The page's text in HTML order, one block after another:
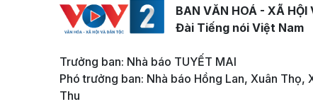
BAN VĂN HOÁ - XÃ HỘI
Đài Tiếng nói Việt Nam
Trưởng ban: Nhà báo TUYẾT MAI
Phó trưởng ban: Nhà báo Hồng Lan, Xuân Thọ,
Thu